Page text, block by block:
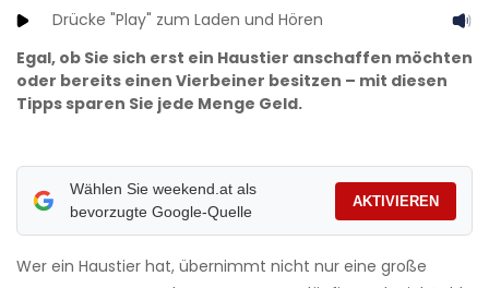
Drücke "Play" zum Laden und Hören
Egal, ob Sie sich erst ein Haustier anschaffen möchten
oder bereits einen Vierbeiner besitzen – mit diesen
Tipps sparen Sie jede Menge Geld.
Wählen Sie weekend.at als
bevorzugte Google-Quelle
AKTIVIEREN
Wer ein Haustier hat, übernimmt nicht nur eine große